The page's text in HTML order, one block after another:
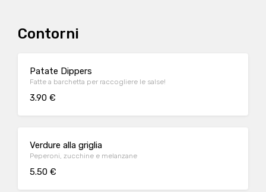
Contorni
Patate Dippers
Fatte a barchetta per raccogliere le salse!
3.90 €
Verdure alla griglia
Peperoni, zucchine e melanzane
5.50 €